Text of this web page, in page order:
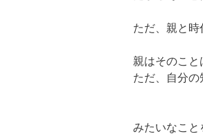
ただ、親と時
親はそのこと
ただ、自分の
みたいなこと